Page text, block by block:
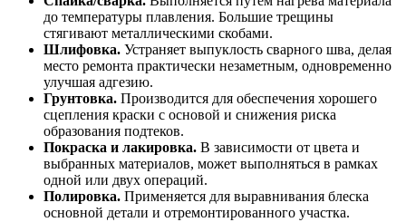
до температуры плавления. Большие трещины
стягивают металлическими скобами.
Шлифовка. Устраняет выпуклость сварного шва, делая
место ремонта практически незаметным, одновременно
улучшая адгезию.
Грунтовка. Производится для обеспечения хорошего
сцепления краски с основой и снижения риска
образования подтеков.
Покраска и лакировка. В зависимости от цвета и
выбранных материалов, может выполняться в рамках
одной или двух операций.
Полировка. Применяется для выравнивания блеска
основной детали и отремонтированного участка.